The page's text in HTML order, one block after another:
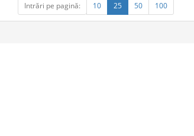
Intrări pe pagină: 10 25 50 100